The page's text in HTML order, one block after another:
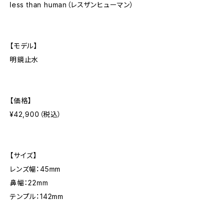
less than human（レスザンヒューマン）
【モデル】
明鏡止水
【価格】
¥42,900（税込）
【サイズ】
レンズ幅：45mm
鼻幅：22mm
テンプル：142mm